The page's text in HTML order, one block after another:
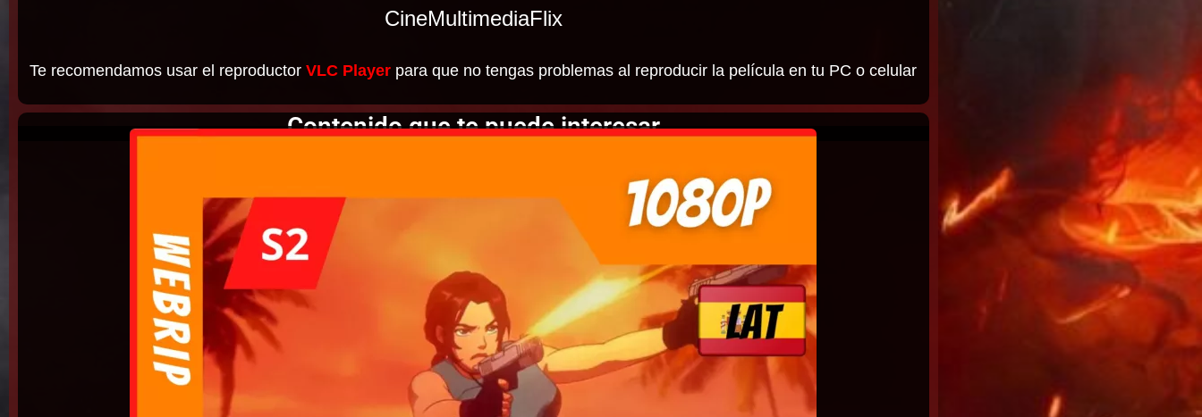
CineMultimediaFlix
Te recomendamos usar el reproductorVLC Player para que no tengas problemas al reproducir la película en tu PC o celular
Contenido que te puede interesar